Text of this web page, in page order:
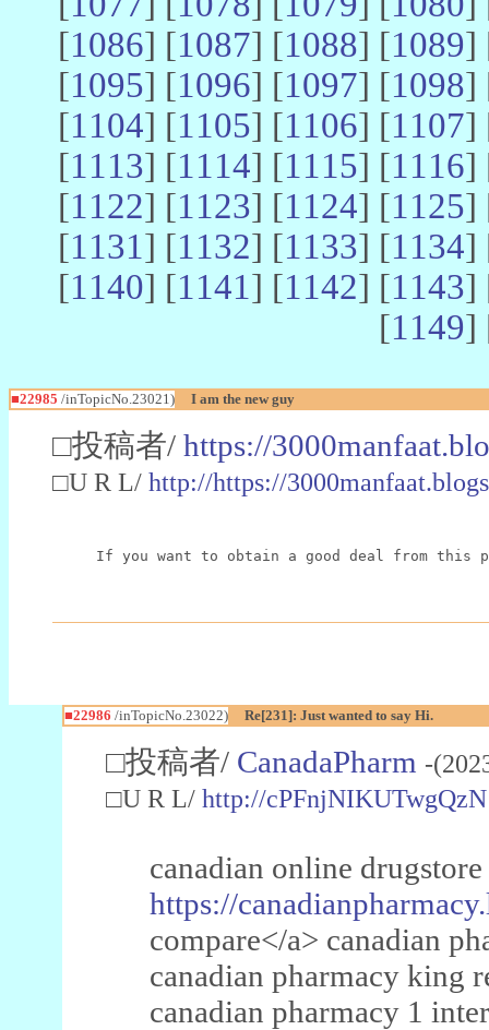
[1086] [1087] [1088] [1089]
[1095] [1096] [1097] [1098]
[1104] [1105] [1106] [1107]
[1113] [1114] [1115] [1116]
[1122] [1123] [1124] [1125]
[1131] [1132] [1133] [1134]
[1140] [1141] [1142] [1143]
[1149]
■22985 /inTopicNo.23021) I am the new guy
□投稿者/ https://
□U R L/ http://https://
If you want to obtain a good deal from this
■22986 /inTopicNo.23022) Re[231]: Just wanted to say Hi.
□投稿者/ CanadaPharm -
□U R L/ http://cPFnjNIKUTwgQzN
canadian online
https://
compare</a> canadian
canadian pharmacy king
canadian pharmacy 1